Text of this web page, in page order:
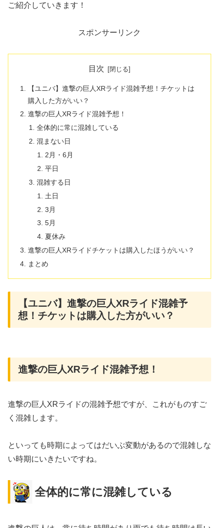
ご紹介していきます！
スポンサーリンク
目次
【ユニバ】進撃の巨人XRライド混雑予想！チケットは
購入した方がいい？
進撃の巨人XRライド混雑予想！
全体的に常に混雑している
混まない日
2月・6月
平日
混雑する日
土日
3月
5月
夏休み
進撃の巨人XRライドチケットは購入したほうがいい？
まとめ
【ユニバ】進撃の巨人XRライド混雑予
想！チケットは購入した方がいい？
進撃の巨人XRライド混雑予想！
進撃の巨人XRライドの混雑予想ですが、これがものすご
く混雑します。
といっても時期によってはだいぶ変動があるので混雑しな
い時期にいきたいですね。
全体的に常に混雑している